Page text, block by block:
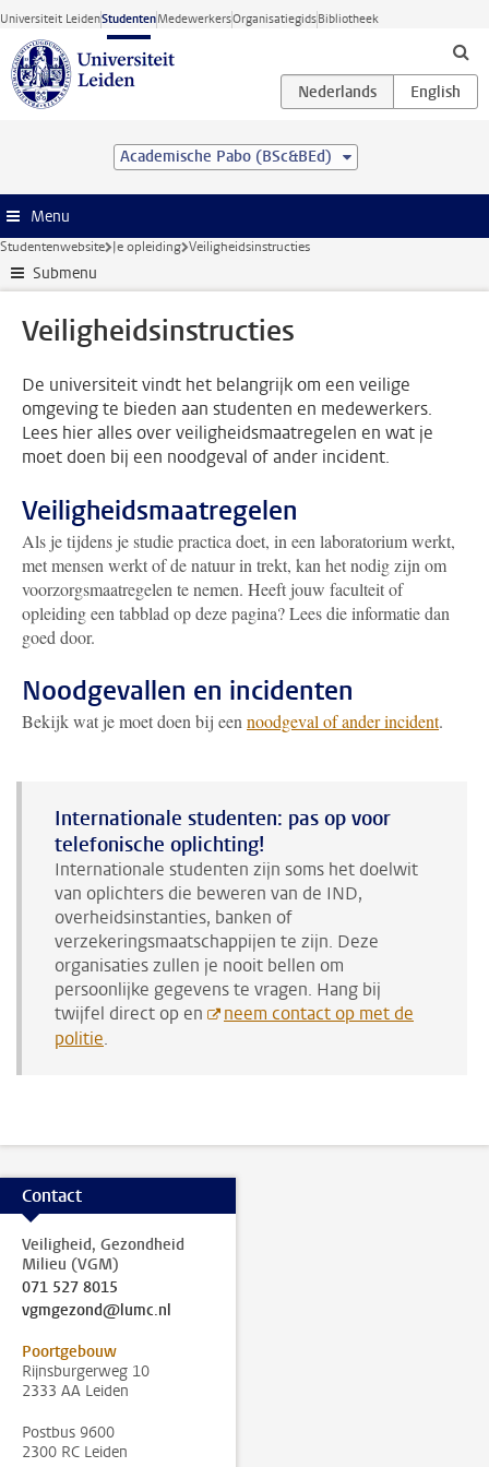
Ga direct naar de inhoud
Universiteit LeidenStudentenMedewerkersOrganisatiegidsBibliotheek
Academische Pabo (BSc&BEd)
Menu
Studentenwebsite Je opleiding Veiligheidsinstructies
Submenu
Veiligheidsinstructies
De universiteit vindt het belangrijk om een veilige
omgeving te bieden aan studenten en medewerkers.
Lees hier alles over veiligheidsmaatregelen en wat je
moet doen bij een noodgeval of ander incident.
Veiligheidsmaatregelen
Als je tijdens je studie practica doet, in een laboratorium werkt,
met mensen werkt of de natuur in trekt, kan het nodig zijn om
voorzorgsmaatregelen te nemen. Heeft jouw faculteit of
opleiding een tabblad op deze pagina? Lees die informatie dan
goed door.
Noodgevallen en incidenten
Bekijk wat je moet doen bij een noodgeval of ander incident.
Internationale studenten: pas op voor
telefonische oplichting!
Internationale studenten zijn soms het doelwit
van oplichters die beweren van de IND,
overheidsinstanties, banken of
verzekeringsmaatschappijen te zijn. Deze
organisaties zullen je nooit bellen om
persoonlijke gegevens te vragen. Hang bij
twijfel direct op en
neem contact op met de
politie.
Contact
Veiligheid, Gezondheid
Milieu (VGM)
071 527 8015
vgmgezond@lumc.nl
Poortgebouw
Rijnsburgerweg 10
2333 AA Leiden
Postbus 9600
2300 RC Leiden